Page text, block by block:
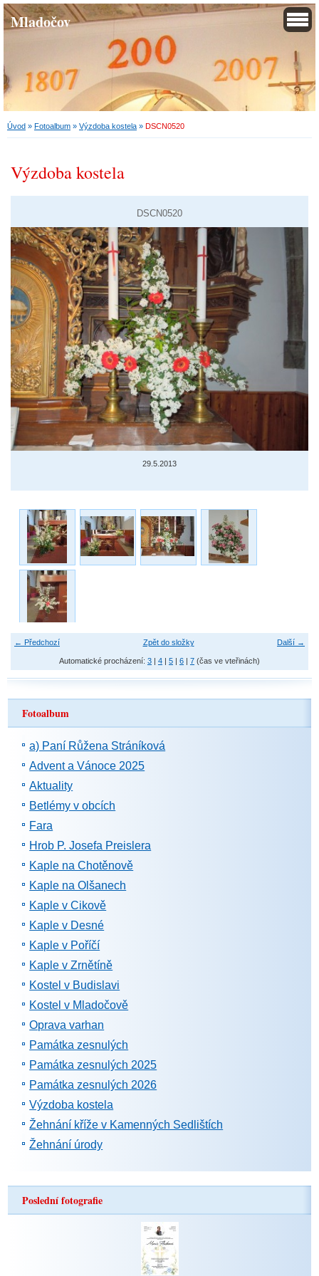
Mladočov
Úvod » Fotoalbum » Výzdoba kostela » DSCN0520
Výzdoba kostela
DSCN0520
29.5.2013
← Předchozí Další →
Zpět do složky
Automatické procházení: 3 | 4 | 5 | 6 | 7 (čas ve vteřinách)
Fotoalbum
a) Paní Růžena Stráníková
Advent a Vánoce 2025
Aktuality
Betlémy v obcích
Fara
Hrob P. Josefa Preislera
Kaple na Chotěnově
Kaple na Olšanech
Kaple v Cikově
Kaple v Desné
Kaple v Poříčí
Kaple v Zrnětíně
Kostel v Budislavi
Kostel v Mladočově
Oprava varhan
Památka zesnulých
Památka zesnulých 2025
Památka zesnulých 2026
Výzdoba kostela
Žehnání kříže v Kamenných Sedlištích
Žehnání úrody
Poslední fotografie